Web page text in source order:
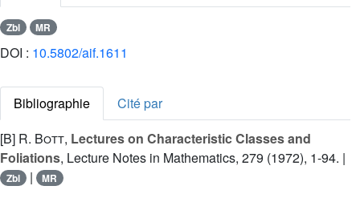
Zbl MR
DOI : 10.5802/aif.1611
Bibliographie
Cité par
[B] R. Bott, Lectures on Characteristic Classes and
Foliations, Lecture Notes in Mathematics, 279 (1972), 1-94. |
Zbl | MR